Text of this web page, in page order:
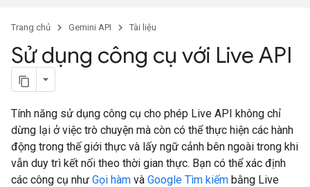
Trang chủ Gemini API Tài liệu
Sử dụng công cụ với Live API
Tính năng sử dụng công cụ cho phép Live API không chỉ
dừng lại ở việc trò chuyện mà còn có thể thực hiện các hành
động trong thế giới thực và lấy ngữ cảnh bên ngoài trong khi
vẫn duy trì kết nối theo thời gian thực. Bạn có thể xác định
các công cụ như Gọi hàm và Google Tìm kiếm bằng Live